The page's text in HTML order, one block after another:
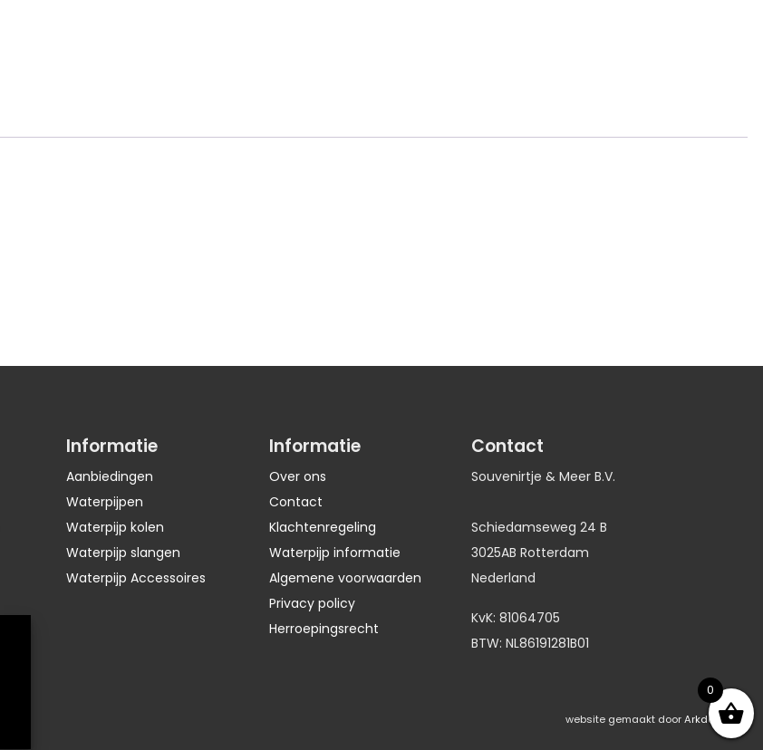
Informatie
Aanbiedingen
Waterpijpen
Waterpijp kolen
Waterpijp slangen
Waterpijp Accessoires
Informatie
Over ons
Contact
Klachtenregeling
Waterpijp informatie
Algemene voorwaarden
Privacy policy
Herroepingsrecht
Contact
Souvenirtje & Meer B.V.
Schiedamseweg 24 B
3025AB Rotterdam
Nederland
KvK: 81064705
BTW: NL86191281B01
website gemaakt doorArkdesign.nl
0